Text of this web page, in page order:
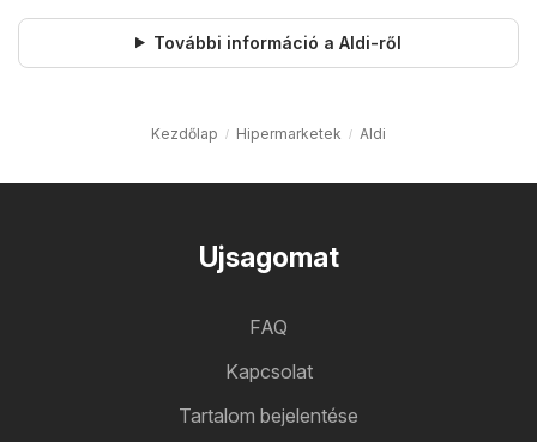
További információ a Aldi-ről
Kezdőlap Hipermarketek Aldi
Ujsagomat
FAQ
Kapcsolat
Tartalom bejelentése